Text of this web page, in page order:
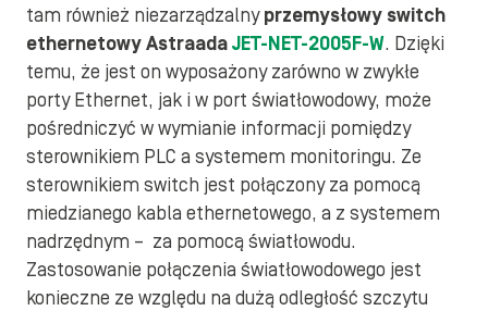
tam również niezarządzalnyprzemysłowy switch
ethernetowy AstraadaJET-NET-2005F-W. Dzięki
temu, że jest on wyposażony zarówno w zwykłe
porty Ethernet, jak i w port światłowodowy, może
pośredniczyć w wymianie informacji pomiędzy
sterownikiem PLC a systemem monitoringu. Ze
sterownikiem switch jest połączony za pomocą
miedzianego kabla ethernetowego, a z systemem
nadrzędnym – za pomocą światłowodu.
Zastosowanie połączenia światłowodowego jest
konieczne ze względu na dużą odległość szczytu